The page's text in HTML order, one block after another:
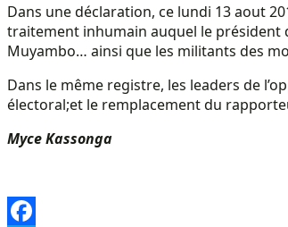
Dans une déclaration, ce lundi 13 aout
traitement inhumain auquel le président
Muyambo… ainsi que les militants des
Dans le même registre, les leaders de
électoral;et le remplacement du
Myce Kassonga